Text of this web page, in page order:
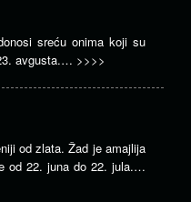
sreću onima koji su
avgusta.… >>>>
od zlata. Žad je amajlija
od 22. juna do 22. jula.…